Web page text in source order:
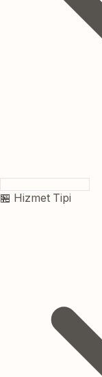
🏪 Hizmet Tipi